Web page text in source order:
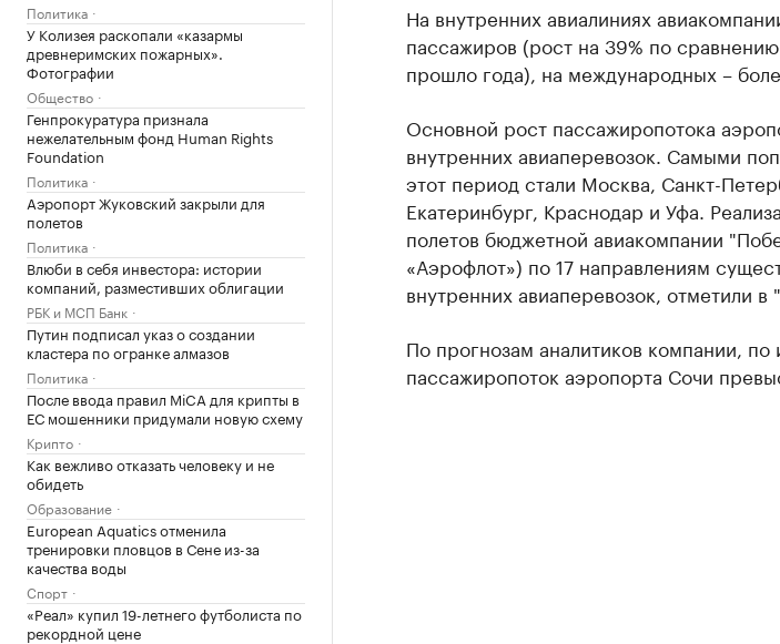
Политика
У Колизея раскопали «казармы
древнеримских пожарных».
Фотографии
Общество
Генпрокуратура признала
нежелательным фонд Human Rights
Foundation
Политика
Аэропорт Жуковский закрыли для
полетов
Политика
Влюби в себя инвестора: истории
компаний, разместивших облигации
РБК и МСП Банк
Путин подписал указ о создании
кластера по огранке алмазов
Политика
После ввода правил MiCA для крипты в
ЕС мошенники придумали новую схему
Крипто
Как вежливо отказать человеку и не
обидеть
Образование
European Aquatics отменила
тренировки пловцов в Сене из-за
качества воды
Спорт
«Реал» купил 19-летнего футболиста по
рекордной цене
На внутренних авиалиниях
пассажиров (рост на 39% по
прошло года), на международных –
Основной рост пассажиропотока
внутренних авиаперевозок. Самыми
этот период стали Москва, Санкт-
Екатеринбург, Краснодар и Уфа.
полетов бюджетной авиакомпании
«Аэрофлот») по 17 направлениям
внутренних авиаперевозок, отметили в
По прогнозам аналитиков компании, по
пассажиропоток аэропорта Сочи